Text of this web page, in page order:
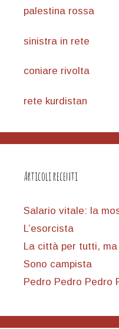
palestina rossa
sinistra in rete
coniare rivolta
rete kurdistan
Articoli recenti
Salario vitale: la
L’esorcista
La città per tutti,
Sono campista
Pedro Pedro Pedro